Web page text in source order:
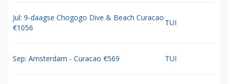
Jul: 9-daagse Chogogo Dive & Beach Curacao
€1056
TUI
Sep: Amsterdam - Curacao €569 TUI